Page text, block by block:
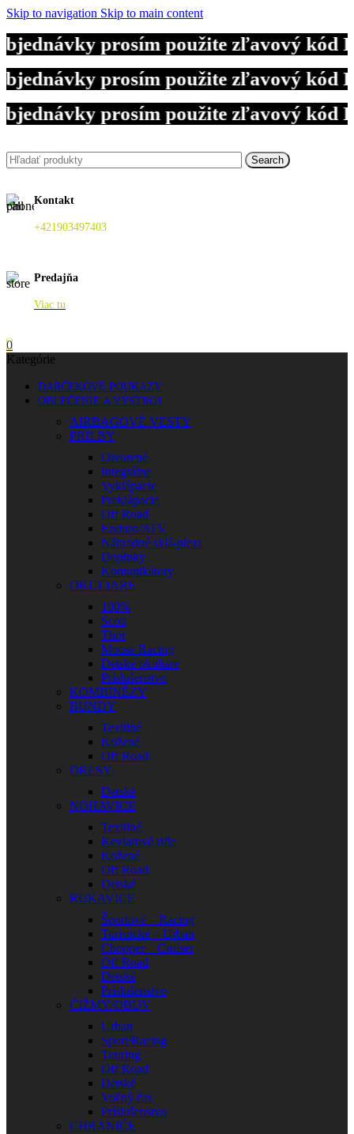
Skip to navigation Skip to main content
prosím použite zľavový kód
prosím použite zľavový kód
prosím použite zľavový kód
Search
Kontakt
+421903497403
Predajňa
Viac tu
0
Kategórie
DARČEKOVÉ POUKAZY
OBLEČENIE A VÝSTROJ
AIRBAGOVÉ VESTY
PRILBY
Otvorené
Integrálne
Vyklápacie
Preklápacie
Off Road
Enduro/ATV
Náhradné sklá-plexi
Doplnky
Komunikátory
OKULIARE
100%
Scott
Thor
Moose Racing
Detské okuliare
Príslušenstvo
KOMBINÉZY
BUNDY
Textilné
Kožené
Off Road
DRESY
Detské
NOHAVICE
Textilné
Kevlarové rifle
Kožené
Off Road
Detské
RUKAVICE
Športové – Racing
Turistické – Urban
Chopper – Cruiser
Off Road
Detské
Príslušenstvo
ČIŽMY/OBUV
Urban
Sport/Racing
Touring
Off Road
Detské
Voľný čas
Príslušenstvo
CHRÁNIČE